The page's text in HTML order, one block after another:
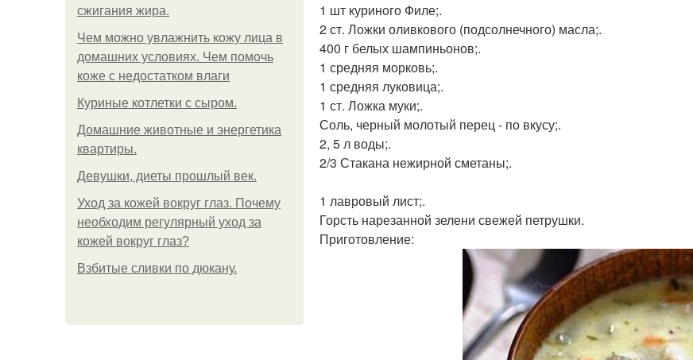
сжигания жира.
Чем можно увлажнить кожу лица в
домашних условиях. Чем помочь
коже с недостатком влаги
Куриные котлетки с сыром.
Домашние животные и энергетика
квартиры.
Девушки, диеты прошлый век.
Уход за кожей вокруг глаз. Почему
необходим регулярный уход за
кожей вокруг глаз?
Взбитые сливки по дюкану.
1 шт куриного Филе;.
2 ст. Ложки оливкового (подсолнечного) масла;.
400 г белых шампиньонов;.
1 средняя морковь;.
1 средняя луковица;.
1 ст. Ложка муки;.
Соль, черный молотый перец - по вкусу;.
2, 5 л воды;.
2/3 Стакана нежирной сметаны;.
1 лавровый лист;.
Горсть нарезанной зелени свежей петрушки.
Приготовление: